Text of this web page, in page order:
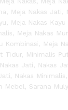
Meja Nakas Jati
Meja Nakas
Meja Nakas
Kombinasi
Meja
Tidur,
Minimalis
Nakas Jati
Nakas
Nakas Minimalis
Mebel
Sarana